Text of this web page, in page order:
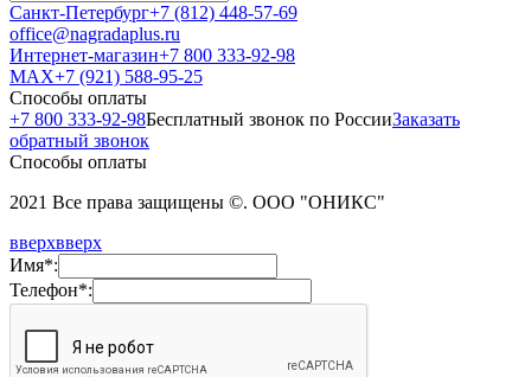
Санкт-Петербург+7 (812) 448-57-69
office@nagradaplus.ru
Интернет-магазин+7 800 333-92-98
MAX+7 (921) 588-95-25
Способы оплаты
+7 800 333-92-98Бесплатный звонок по РоссииЗаказать
обратный звонок
Способы оплаты
2021 Все права защищены ©. ООО "ОНИКС"
вверхвверх
Имя*:
Телефон*: